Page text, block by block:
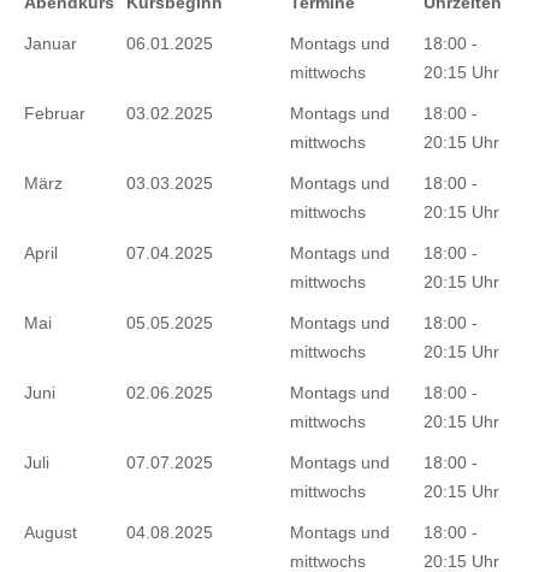
Januar 06.01.2025
Montags und
mittwochs
18:00 -
20:15 Uhr
Februar 03.02.2025
Montags und
mittwochs
18:00 -
20:15 Uhr
März 03.03.2025
Montags und
mittwochs
18:00 -
20:15 Uhr
April 07.04.2025
Montags und
mittwochs
18:00 -
20:15 Uhr
Mai 05.05.2025
Montags und
mittwochs
18:00 -
20:15 Uhr
Juni 02.06.2025
Montags und
mittwochs
18:00 -
20:15 Uhr
Juli 07.07.2025
Montags und
mittwochs
18:00 -
20:15 Uhr
August 04.08.2025
Montags und
mittwochs
18:00 -
20:15 Uhr